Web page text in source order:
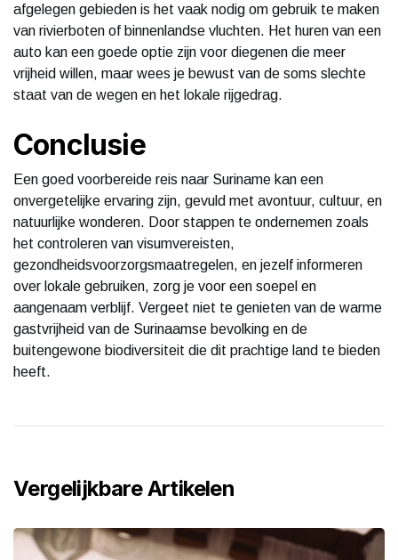
afgelegen gebieden is het vaak nodig om gebruik te maken
van rivierboten of binnenlandse vluchten. Het huren van een
auto kan een goede optie zijn voor diegenen die meer
vrijheid willen, maar wees je bewust van de soms slechte
staat van de wegen en het lokale rijgedrag.
Conclusie
Een goed voorbereide reis naar Suriname kan een
onvergetelijke ervaring zijn, gevuld met avontuur, cultuur, en
natuurlijke wonderen. Door stappen te ondernemen zoals
het controleren van visumvereisten,
gezondheidsvoorzorgsmaatregelen, en jezelf informeren
over lokale gebruiken, zorg je voor een soepel en
aangenaam verblijf. Vergeet niet te genieten van de warme
gastvrijheid van de Surinaamse bevolking en de
buitengewone biodiversiteit die dit prachtige land te bieden
heeft.
Vergelijkbare Artikelen